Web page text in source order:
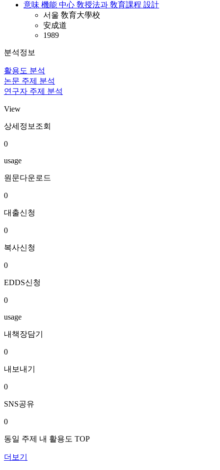
意味 機能 中心 敎授法과 敎育課程 設計
서울 敎育大學校
安成道
1989
분석정보
활용도 분석
논문 주제 분석
연구자 주제 분석
View
상세정보조회
0
usage
원문다운로드
0
대출신청
0
복사신청
0
EDDS신청
0
usage
내책장담기
0
내보내기
0
SNS공유
0
동일 주제 내 활용도 TOP
더보기